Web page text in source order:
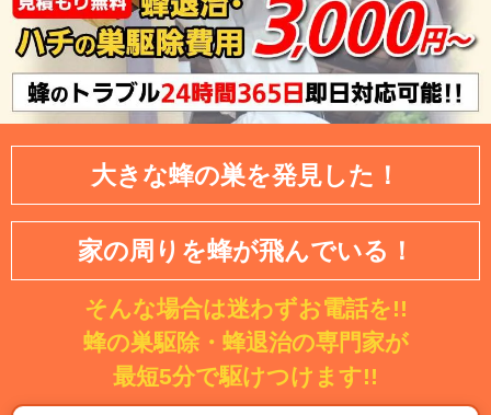
大きな蜂の巣を発見した！
家の周りを蜂が飛んでいる！
そんな場合は迷わずお電話を!!
蜂の巣駆除・蜂退治の専門家が
最短5分で駆けつけます!!